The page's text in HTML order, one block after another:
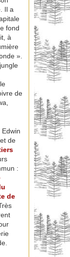
Il a
fond
à
».
de
de
:
de